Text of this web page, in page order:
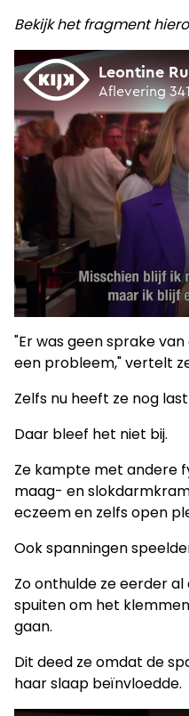
Bekijk het fragment
"Er was geen sprake
een probleem," vertelt
Zelfs nu heeft ze nog
Daar bleef het niet bij.
Ze kampte met andere
maag- en
eczeem en zelfs open
Ook spanningen
Zo onthulde ze eerder
spuiten om het
gaan.
Dit deed ze omdat de
haar slaap beïnvloedde.